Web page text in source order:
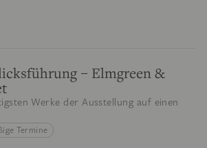
– Elmgreen &
Werke der Ausstellung auf einen
Termine